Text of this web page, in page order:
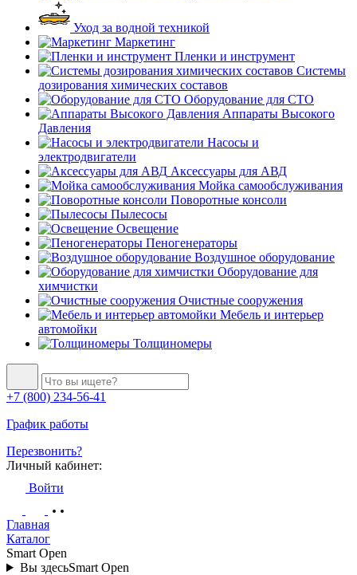
Уход за водной техникой
Маркетинг
Пленки и инструмент
Системы
дозирования химических составов
Оборудование для СТО
Аппараты Высокого
Давления
Насосы и
электродвигатели
Аксессуары для АВД
Мойка самообслуживания
Поворотные консоли
Пылесосы
Освещение
Пеногенераторы
Воздушное оборудование
Оборудование для
химчистки
Очистные сооружения
Мебель и интерьер
автомойки
Толщиномеры
+7 (800) 234-56-41
График работы
Перезвонить?
Личный кабинет:
Войти
Главная
Каталог
Smart Open
Вы здесьSmart Open